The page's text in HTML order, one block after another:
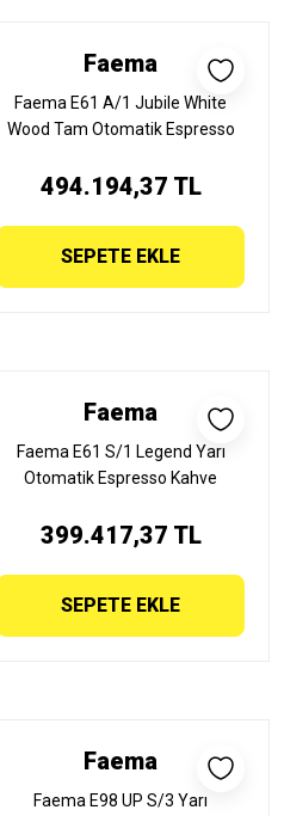
Faema
Faema E61 A/1 Jubile White
Wood Tam Otomatik Espresso
A/1 JUBİLE WHITE WOOD
494.194,37 TL
SEPETE EKLE
Faema
Faema E61 S/1 Legend Yarı
Otomatik Espresso Kahve
LEGEND
399.417,37 TL
SEPETE EKLE
Faema
Faema E98 UP S/3 Yarı